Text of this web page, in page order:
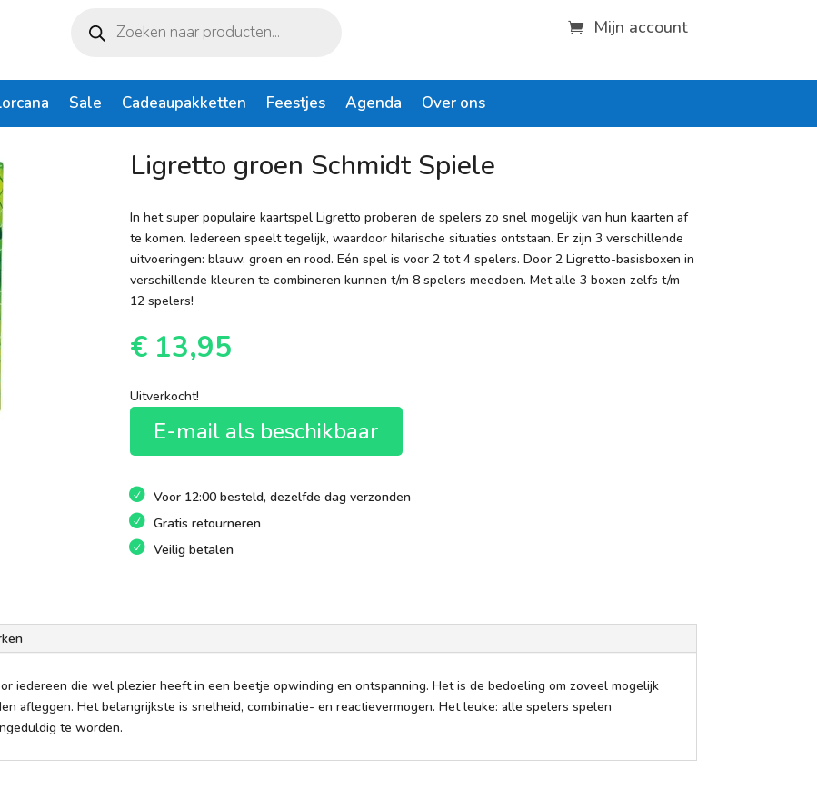
zoeken Mijn account
Sale Cadeaupakketten Feestjes Agenda Over ons
Spiele
Ligretto groen Schmidt Spiele
In het super populaire kaartspel Ligretto proberen de spelers zo snel mogelijk van hun kaarten af
te komen. Iedereen speelt tegelijk, waardoor hilarische situaties ontstaan. Er zijn 3 verschillende
uitvoeringen: blauw, groen en rood. Eén spel is voor 2 tot 4 spelers. Door 2 Ligretto-basisboxen in
verschillende kleuren te combineren kunnen t/m 8 spelers meedoen. Met alle 3 boxen zelfs t/m
12 spelers!
€13,95
Uitverkocht!
E-mail als beschikbaar
Voor 12:00 besteld, dezelfde dag verzonden
Gratis retourneren
Veilig betalen
iedereen die wel plezier heeft in een beetje opwinding en ontspanning. Het is de bedoeling om zoveel mogelijk
afleggen. Het belangrijkste is snelheid, combinatie- en reactievermogen. Het leuke: alle spelers spelen
te worden.